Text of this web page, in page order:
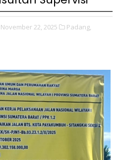
November 22, 2025
Padang,